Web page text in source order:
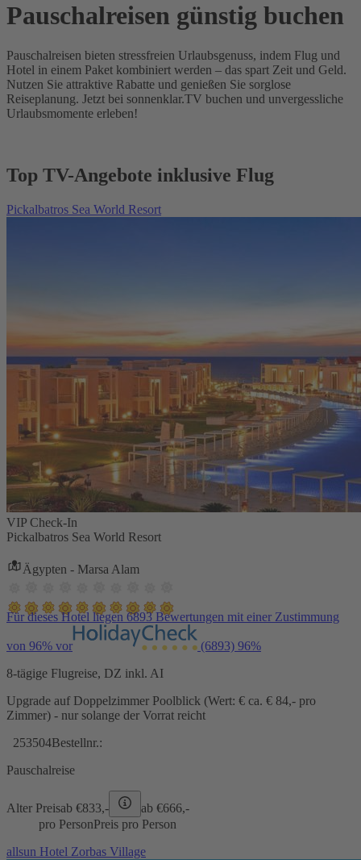
Pauschalreisen günstig buchen
Pauschalreisen bieten stressfreien Urlaubsgenuss, indem Flug und
Hotel in einem Paket kombiniert werden – das spart Zeit und Geld.
Nutzen Sie attraktive Rabatte und genießen Sie sorglose
Reiseplanung. Jetzt bei sonnenklar.TV buchen und unvergessliche
Urlaubsmomente erleben!
Top TV-Angebote inklusive Flug
Pickalbatros Sea World Resort
VIP Check-In
Pickalbatros Sea World Resort
Ägypten - Marsa Alam
Für dieses Hotel liegen 6893 Bewertungen mit einer Zustimmung
von 96% vor (6893) 96%
8-tägige Flugreise, DZ inkl. AI
Upgrade auf Doppelzimmer Poolblick (Wert: € ca. € 84,- pro
Zimmer) - nur solange der Vorrat reicht
253504Bestellnr.:
Pauschalreise
Alter Preisab €833,- ab €666,-
pro PersonPreis pro Person
allsun Hotel Zorbas Village